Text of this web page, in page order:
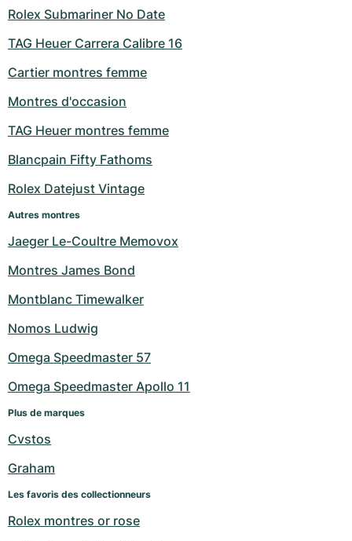
Rolex Submariner No Date
TAG Heuer Carrera Calibre 16
Cartier montres femme
Montres d'occasion
TAG Heuer montres femme
Blancpain Fifty Fathoms
Rolex Datejust Vintage
Autres montres
Jaeger Le-Coultre Memovox
Montres James Bond
Montblanc Timewalker
Nomos Ludwig
Omega Speedmaster 57
Omega Speedmaster Apollo 11
Plus de marques
Cvstos
Graham
Les favoris des collectionneurs
Rolex montres or rose